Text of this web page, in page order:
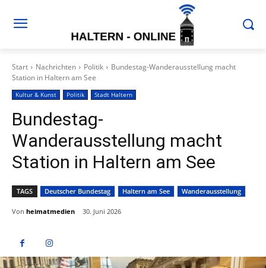
Start Nachrichten Politik
Bundestag-Wanderausstellung macht
Station in Haltern am See
Kultur & Kunst Politik Stadt Haltern
Bundestag-
Wanderausstellung macht
Station in Haltern am See
TAGS Deutscher Bundestag Haltern am See Wanderausstellung
Von heimatmedien 30. Juni 2026